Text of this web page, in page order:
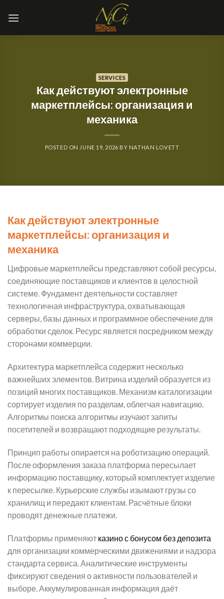
SERVICES
Как действуют электронные
маркетплейсы: организация и
механика
POSTED ON JUNE 19, 2026 BY NATHAN LOVETT
Как действуют электронные
маркетплейсы: организация и
механика
Цифровые маркетплейсы представляют собой ресурсы,
соединяющие поставщиков и клиентов в целостной
системе. Фундамент деятельности составляет
технологичная инфраструктура, охватывающая
серверы, базы данных и программное обеспечение для
обработки сделок. Ресурс является посредником между
сторонами коммерции.
Архитектура маркетплейса содержит несколько
важнейших элементов. Витрина изделий образуется из
позиций многих поставщиков. Механизм каталогизации
сортирует изделия по разделам, облегчая навигацию.
Алгоритмы поиска алгоритмы изучают запиты
посетителей и возвращают подходящие результаты.
Принцип работы опирается на роботизацию операций.
После оформления заказа платформа пересылает
информацию поставщику, который комплектует изделие
к пересылке. Курьерские службы изымают грузы со
хранилищ и передают клиентам. Расчётные блоки
проводят денежные платежи.
Платформы применяют казино с бонусом без депозита
для организации коммерческими движениями и надзора
стандарта сервиса. Аналитические инструменты
фиксируют сведения о активности пользователей и
выборе. Аккумулированная информация даёт